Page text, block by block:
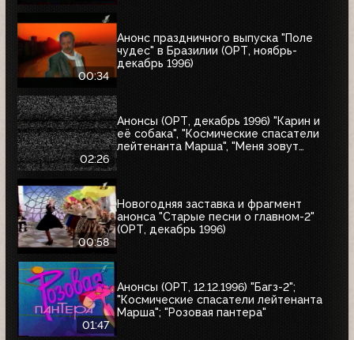
00:34
Анонс праздничного выпуска "Поле
чудес" в Бразилии (ОРТ, ноябрь-
декабрь 1996)
02:26
Анонсы (ОРТ, декабрь 1996) "Карин и
её собака", "Космические спасатели
лейтенанта Марша", "Меня зовут
00:58
Новогодняя заставка и фрагмент
анонса "Старые песни о главном-2"
(ОРТ, декабрь 1996)
01:47
Анонсы (ОРТ, 12.12.1996) "Багз-2";
"Космические спасатели лейтенанта
Марша"; "Розовая пантера"